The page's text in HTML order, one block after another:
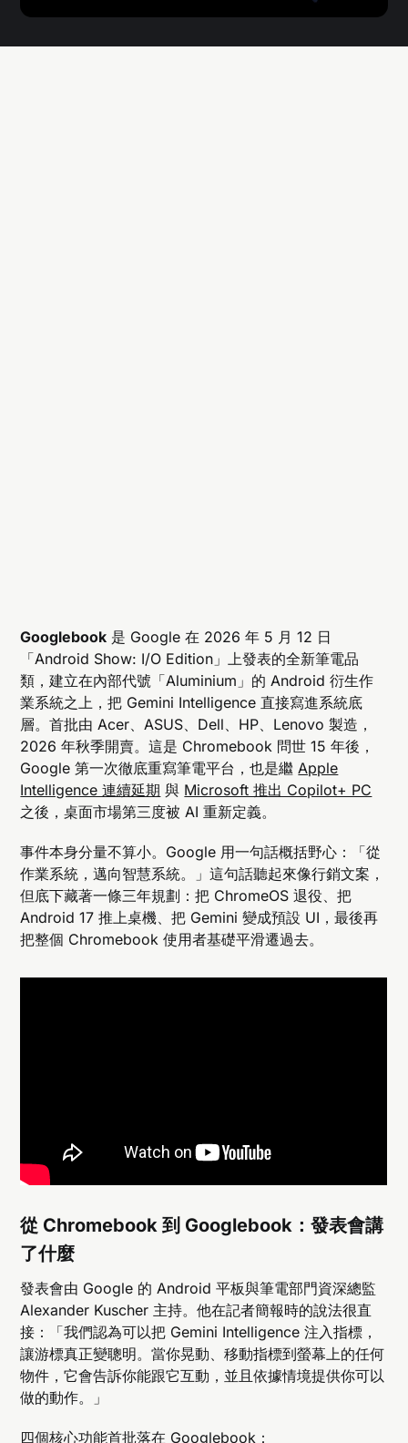
Googlebook 是 Google 在 2026 年 5 月 12 日
「Android Show: I/O Edition」上發表的全新筆電品
類，建立在內部代號「Aluminium」的 Android 衍生作
業系統之上，把 Gemini Intelligence 直接寫進系統底
層。首批由 Acer、ASUS、Dell、HP、Lenovo 製造，
2026 年秋季開賣。這是 Chromebook 問世 15 年後，
Google 第一次徹底重寫筆電平台，也是繼 Apple
Intelligence 連續延期 與 Microsoft 推出 Copilot+ PC
之後，桌面市場第三度被 AI 重新定義。
事件本身分量不算小。Google 用一句話概括野心：「從
作業系統，邁向智慧系統。」這句話聽起來像行銷文案，
但底下藏著一條三年規劃：把 ChromeOS 退役、把
Android 17 推上桌機、把 Gemini 變成預設 UI，最後再
把整個 Chromebook 使用者基礎平滑遷過去。
從 Chromebook 到 Googlebook：發表會講
了什麼
發表會由 Google 的 Android 平板與筆電部門資深總監
Alexander Kuscher 主持。他在記者簡報時的說法很直
接：「我們認為可以把 Gemini Intelligence 注入指標，
讓游標真正變聰明。當你晃動、移動指標到螢幕上的任何
物件，它會告訴你能跟它互動，並且依據情境提供你可以
做的動作。」
四個核心功能首批落在 Googlebook：